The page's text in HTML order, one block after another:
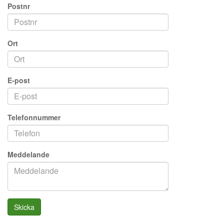
Postnr
Ort
E-post
Telefonnummer
Meddelande
Skicka